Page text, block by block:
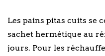
Les pains pitas cuits se
sachet hermétique au
jours. Pour les